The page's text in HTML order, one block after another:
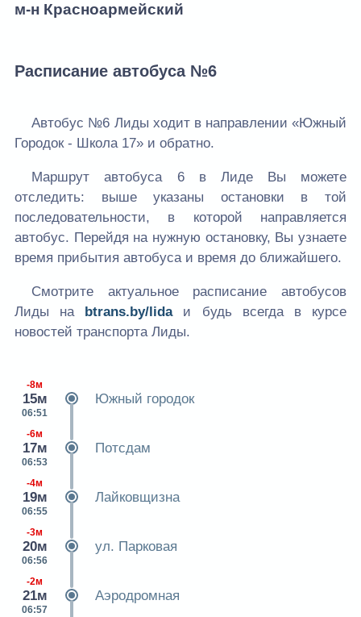
м-н Красноармейский
Расписание автобуса №6
Автобус №6 Лиды ходит в направлении «Южный
Городок - Школа 17» и обратно.
Маршрут автобуса 6 в Лиде Вы можете
отследить: выше указаны остановки в той
последовательности, в которой направляется
автобус. Перейдя на нужную остановку, Вы узнаете
время прибытия автобуса и время до ближайшего.
Смотрите актуальное расписание автобусов
Лиды на btrans.by/lidaи будь всегда в курсе
новостей транспорта Лиды.
-8м
15м
06:51
Южный городок
-6м
17м
06:53
Потсдам
-4м
19м
06:55
Лайковщизна
-3м
20м
06:56
ул. Парковая
-2м
21м
06:57
Аэродромная